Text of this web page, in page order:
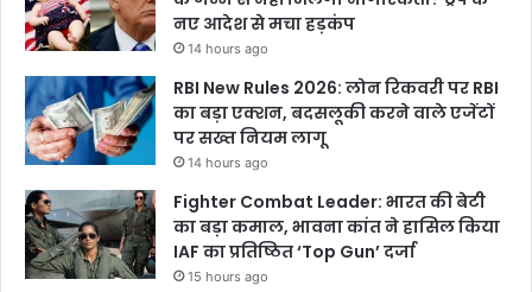
नए आदेश से मचा हड़कंप
14 hours ago
RBI New Rules 2026: लोन रिकवरी पर RBI
का बड़ा एक्शन, बदसलूकी करने वाले एजेंटों
पर सख्त नियम लागू
14 hours ago
Fighter Combat Leader: भारत की बेटी
का बड़ा कमाल, भावना कांत ने हासिल किया
IAF का प्रतिष्ठित ‘Top Gun’ दर्जा
15 hours ago